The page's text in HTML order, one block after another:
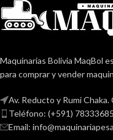
Maquinarias Bolivia MaqBol
para comprar y vender
Av. Reducto y Rumi Chaka.
Teléfono: (+591) 78333685
Email: